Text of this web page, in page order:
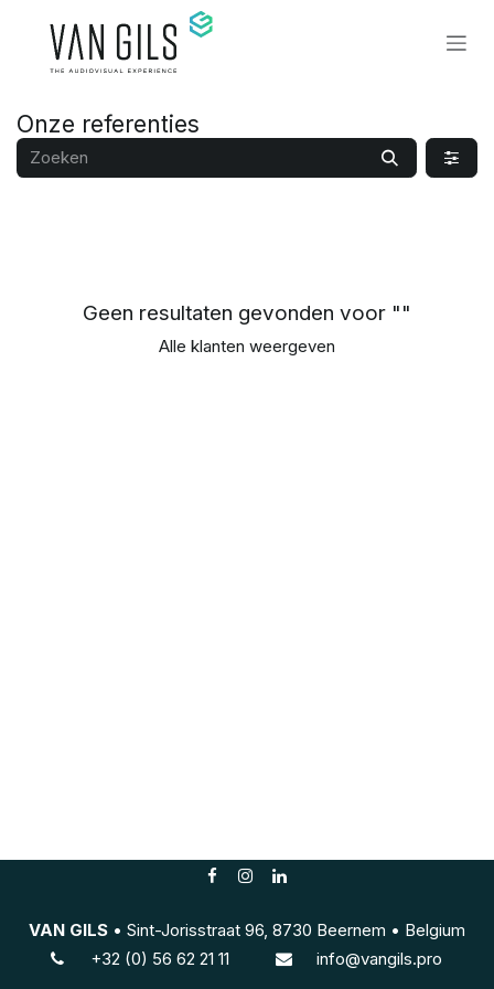
Onze referenties
Geen resultaten gevonden voor ""
Alle klanten weergeven
VAN GILS • Sint-Jorisstraat 96, 8730 Beernem • Belgium
+32 (0) 56 62 21 11 info@vangils.pro